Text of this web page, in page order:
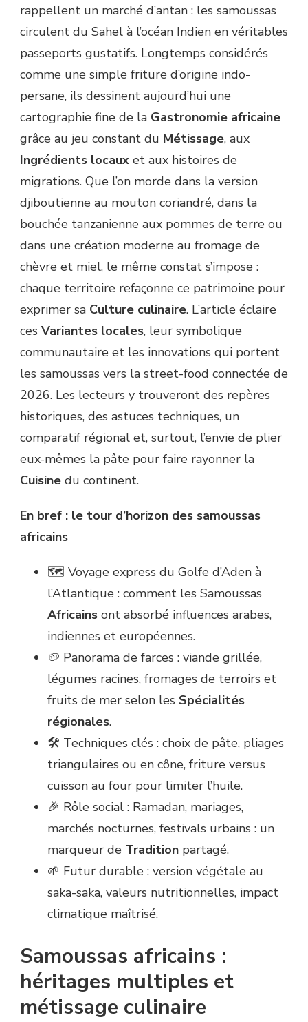
rappellent un marché d’antan : les samoussas
circulent du Sahel à l’océan Indien en véritables
passeports gustatifs. Longtemps considérés
comme une simple friture d’origine indo-
persane, ils dessinent aujourd’hui une
cartographie fine de la Gastronomie africaine
grâce au jeu constant du Métissage, aux
Ingrédients locaux et aux histoires de
migrations. Que l’on morde dans la version
djiboutienne au mouton coriandré, dans la
bouchée tanzanienne aux pommes de terre ou
dans une création moderne au fromage de
chèvre et miel, le même constat s’impose :
chaque territoire refaçonne ce patrimoine pour
exprimer sa Culture culinaire. L’article éclaire
ces Variantes locales, leur symbolique
communautaire et les innovations qui portent
les samoussas vers la street-food connectée de
2026. Les lecteurs y trouveront des repères
historiques, des astuces techniques, un
comparatif régional et, surtout, l’envie de plier
eux-mêmes la pâte pour faire rayonner la
Cuisine du continent.
En bref : le tour d’horizon des samoussas
africains
🗺️ Voyage express du Golfe d’Aden à
l’Atlantique : comment les Samoussas
Africains ont absorbé influences arabes,
indiennes et européennes.
🥔 Panorama de farces : viande grillée,
légumes racines, fromages de terroirs et
fruits de mer selon les Spécialités
régionales.
🛠️ Techniques clés : choix de pâte, pliages
triangulaires ou en cône, friture versus
cuisson au four pour limiter l’huile.
🎉 Rôle social : Ramadan, mariages,
marchés nocturnes, festivals urbains : un
marqueur de Tradition partagé.
🌱 Futur durable : version végétale au
saka-saka, valeurs nutritionnelles, impact
climatique maîtrisé.
Samoussas africains :
héritages multiples et
métissage culinaire